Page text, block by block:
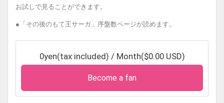
お試しで見ることができます。
●「その後のもて王サーガ」序盤数ページが読めます。
0yen(tax included) / Month($0.00 USD)
Become a fan